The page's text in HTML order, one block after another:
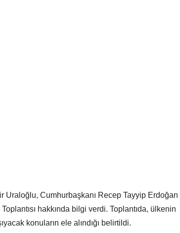
Uraloğlu, Cumhurbaşkanı Recep Tayyip Erdoğan
hakkında bilgi verdi. Toplantıda, ülkenin
konuların ele alındığı belirtildi.